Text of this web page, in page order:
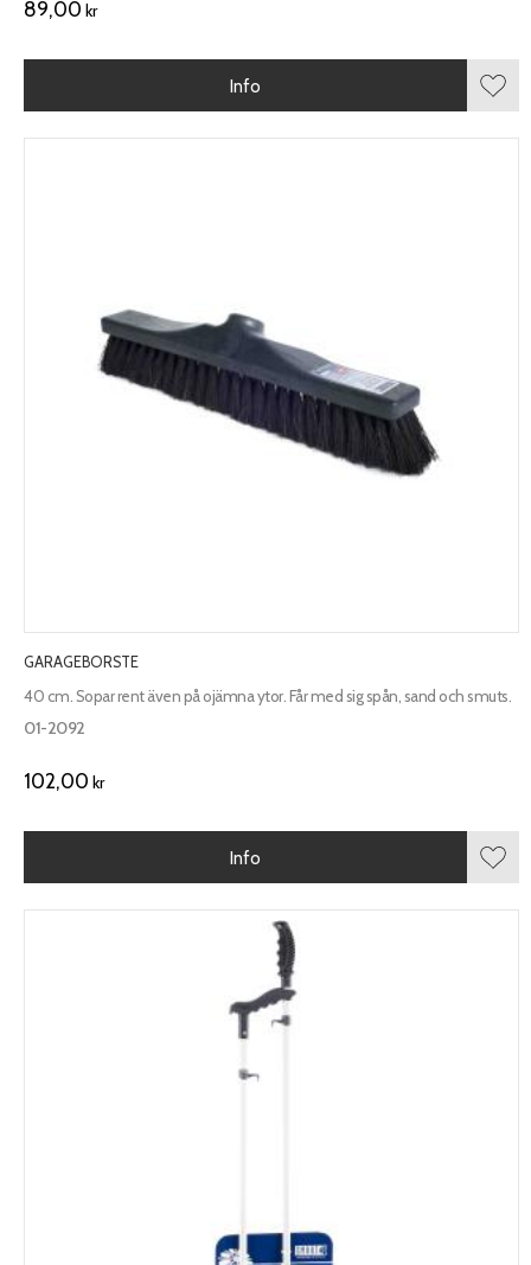
89,00 kr
Info
GARAGEBORSTE
40 cm. Sopar rent även på ojämna ytor. Får med sig spån, sand och smuts.
01-2092
102,00 kr
Info